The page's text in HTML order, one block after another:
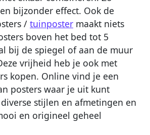
bijzonder effect. Ook de
/ tuinposter maakt niets
boven het bed tot 5
bij de spiegel of aan de muur
vrijheid heb je ook met
kopen. Online vind je een
posters waar je uit kunt
stijlen en afmetingen en
en origineel geheel